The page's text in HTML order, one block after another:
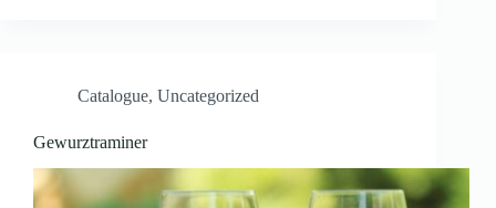
Catalogue, Uncategorized
Gewurztraminer